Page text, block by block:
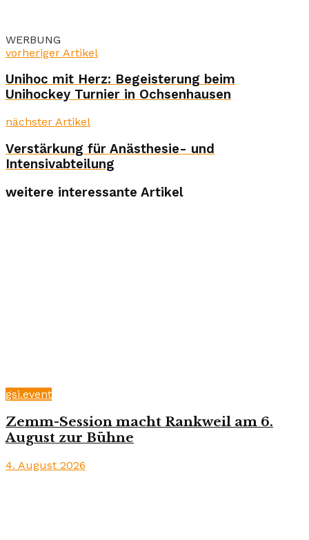
WERBUNG
vorheriger Artikel
Unihoc mit Herz: Begeisterung beim
Unihockey Turnier in Ochsenhausen
nächster Artikel
Verstärkung für Anästhesie- und
Intensivabteilung
weitere interessante Artikel
gsi.event
Zemm-Session macht Rankweil am 6.
August zur Bühne
4. August 2026